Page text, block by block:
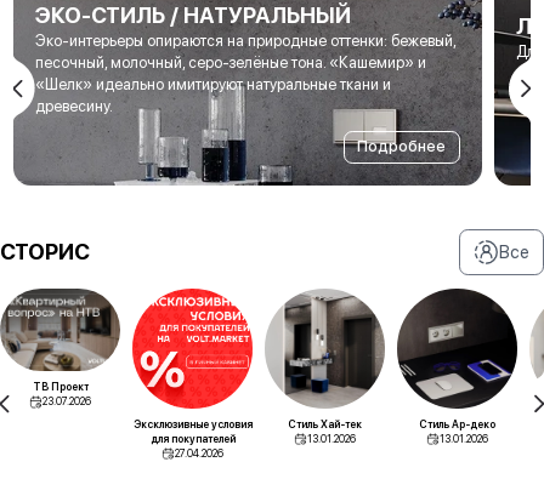
ЭКО-СТИЛЬ / НАТУРАЛЬНЫЙ
Эко-интерьеры опираются на природные оттенки: бежевый,
песочный, молочный, серо-зелёные тона. «Кашемир» и
«Шелк» идеально имитируют натуральные ткани и
древесину.
Подробнее
СТОРИС Все
ТВ Проект
23.07.2026
Эксклюзивные условия
для покупателей
27.04.2026
Стиль Хай-тек
13.01.2026
Стиль Ар-деко
13.01.2026